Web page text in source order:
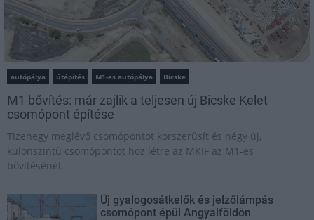
autópálya útépítés M1-es autópálya Bicske
M1 bővítés: már zajlik a teljesen új Bicske Kelet
csomópont építése
Tizenegy meglévő csomópontot korszerűsít és négy új,
különszintű csomópontot hoz létre az MKIF az M1-es
bővítésénél.
Új gyalogosátkelők és jelzőlámpás
csomópont épül Angyalföldön